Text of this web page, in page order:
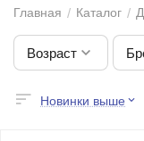
Главная / Каталог /
Возраст
Новинки выше